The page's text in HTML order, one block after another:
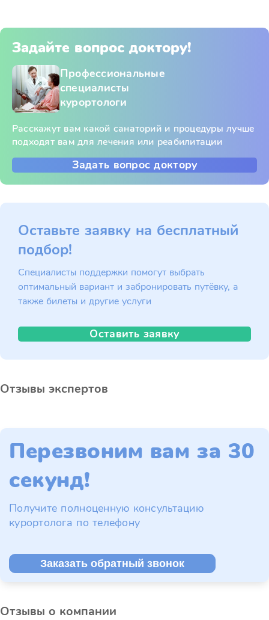
Задайте вопрос доктору!
Профессиональные
специалисты
курортологи
Расскажут вам какой санаторий и процедуры лучше
подходят вам для лечения или реабилитации
Задать вопрос доктору
Оставьте заявку на бесплатный
подбор!
Специалисты поддержки помогут выбрать
оптимальный вариант и забронировать путёвку, а
также билеты и другие услуги
Оставить заявку
Отзывы экспертов
Перезвоним вам за 30
секунд!
Получите полноценную консультацию
курортолога по телефону
Заказать обратный звонок
Отзывы о компании